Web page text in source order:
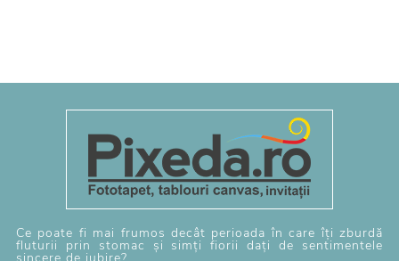
Ce poate fi mai frumos decât perioada în care îți zburdă
fluturii prin stomac și simți fiorii dați de sentimentele